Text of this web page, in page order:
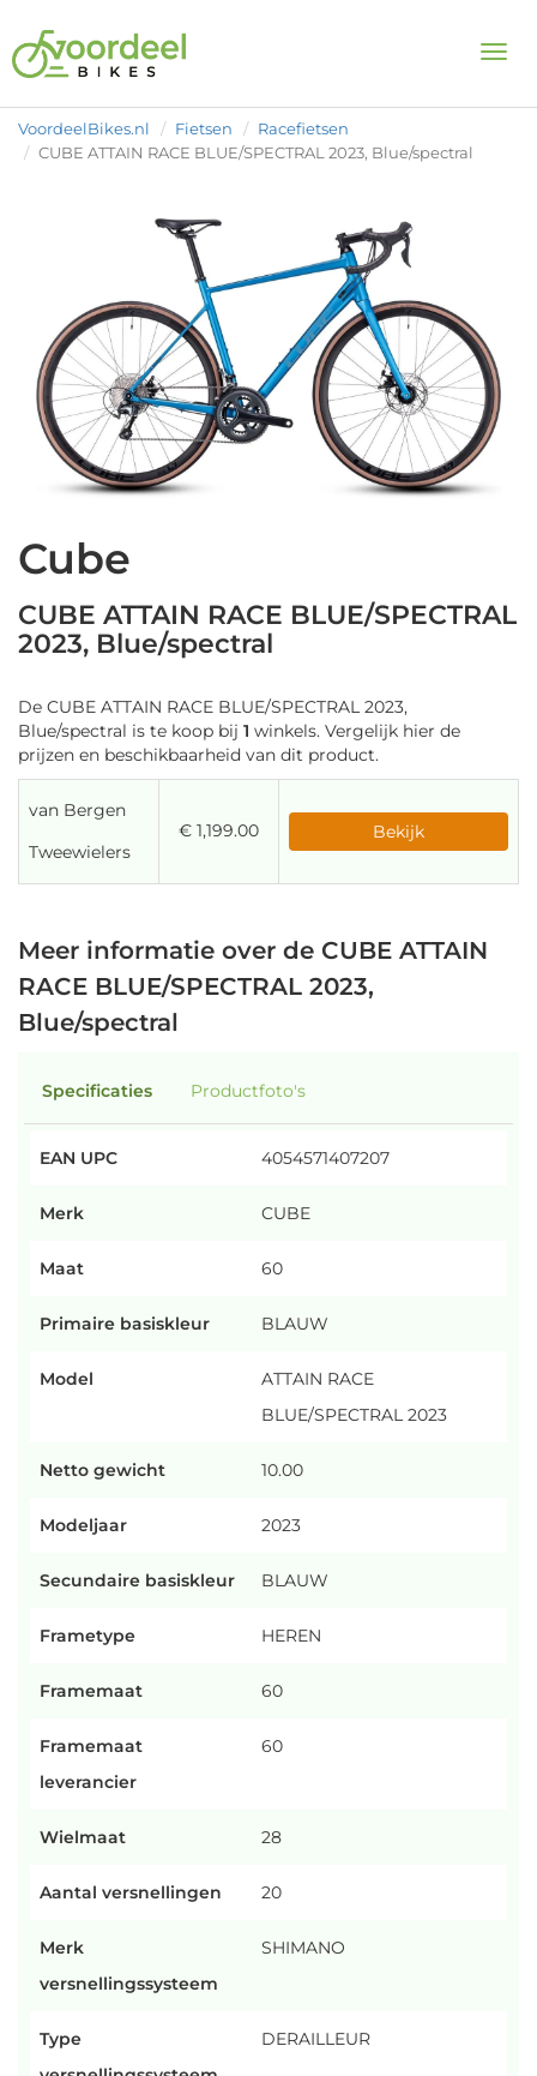
VoordeelBikes.nl Fietsen
Racefietsen
CUBE ATTAIN RACE BLUE/SPECTRAL 2023, Blue/spectral
Cube
CUBE ATTAIN RACE BLUE/SPECTRAL
2023, Blue/spectral
De CUBE ATTAIN RACE BLUE/SPECTRAL 2023,
Blue/spectral is te koop bij 1 winkels. Vergelijk hier de
prijzen en beschikbaarheid van dit product.
van Bergen
Tweewielers
€ 1,199.00 Bekijk
Meer informatie over de CUBE ATTAIN
RACE BLUE/SPECTRAL 2023,
Blue/spectral
Specificaties Productfoto's
EAN UPC 4054571407207
Merk CUBE
Maat 60
Primaire basiskleur BLAUW
Model
ATTAIN RACE
BLUE/SPECTRAL 2023
Netto gewicht 10.00
Modeljaar 2023
Secundaire basiskleur BLAUW
Frametype HEREN
Framemaat 60
Framemaat
leverancier
60
Wielmaat 28
Aantal versnellingen 20
Merk
versnellingssysteem
SHIMANO
Type
DERAILLEUR